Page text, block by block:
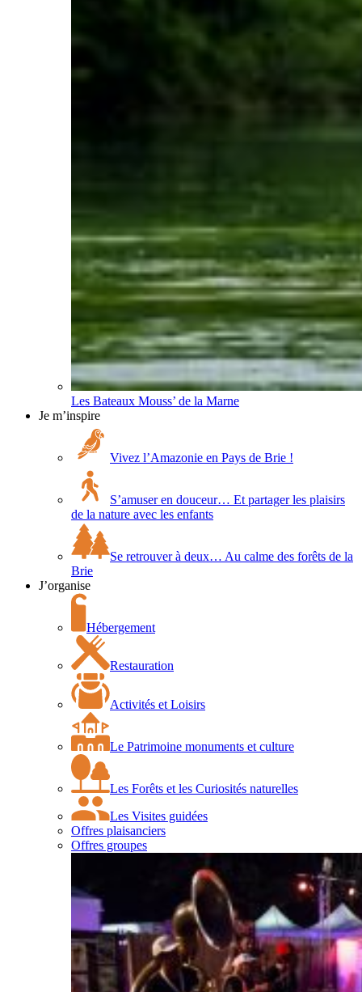
Les Bateaux Mouss’ de la Marne
Je m’inspire
Vivez l’Amazonie en Pays de Brie !
S’amuser en douceur… Et partager les plaisirs
de la nature avec les enfants
Se retrouver à deux… Au calme des forêts de la
Brie
J’organise
Hébergement
Restauration
Activités et Loisirs
Le Patrimoine monuments et culture
Les Forêts et les Curiosités naturelles
Les Visites guidées
Offres plaisanciers
Offres groupes